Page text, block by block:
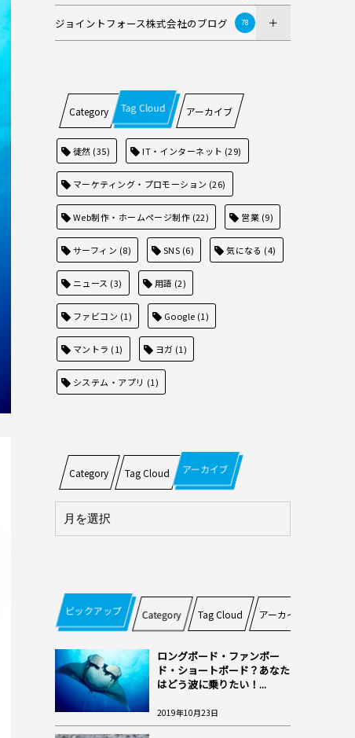
ジョイントフォース株式会社のブログ 78
Category Tag Cloud アーカイブ
徒然 (35) IT・インターネット (29)
マーケティング・プロモーション (26)
Web制作・ホームページ制作 (22) 営業 (9)
サーフィン (8) SNS (6) 気になる (4)
ニュース (3) 用語 (2)
ファビコン (1) Google (1)
マントラ (1) ヨガ (1)
システム・アプリ (1)
Category Tag Cloud アーカイブ
ピックアップ Category Tag Cloud アーカイブ
ロングボード・ファンボー
ド・ショートボード？あなた
はどう波に乗りたい！...
2019年10月23日